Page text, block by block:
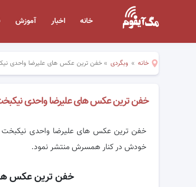
خانه اخبار آموزش
خانه » وبگردی » خفن ترین عکس های علیرضا واحدی
خفن ترین عکس های علیرضا واحدی
خفن ترین عکس های علیرضا واحدی
خودش در کنار همسرش منتشر نمود.
خفن ترین عکس